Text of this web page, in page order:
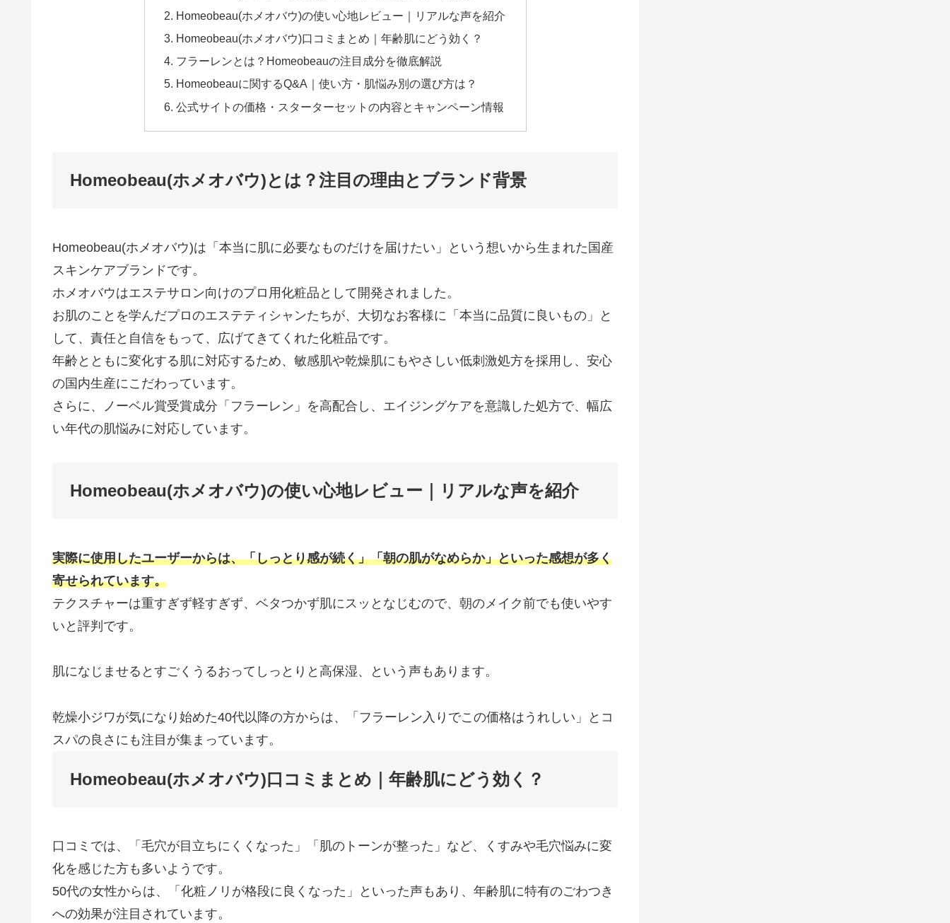
Homeobeau(ホメオバウ)の使い心地レビュー｜リアルな声を紹介
Homeobeau(ホメオバウ)口コミまとめ｜年齢肌にどう効く？
フラーレンとは？Homeobeauの注目成分を徹底解説
Homeobeauに関するQ&A｜使い方・肌悩み別の選び方は？
公式サイトの価格・スターターセットの内容とキャンペーン情報
Homeobeau(ホメオバウ)とは？注目の理由とブランド背景
Homeobeau(ホメオバウ)は「本当に肌に必要なものだけを届けたい」という想いから生まれた国産
スキンケアブランドです。
ホメオバウはエステサロン向けのプロ用化粧品として開発されました。
お肌のことを学んだプロのエステティシャンたちが、大切なお客様に「本当に品質に良いもの」と
して、責任と自信をもって、広げてきてくれた化粧品です。
年齢とともに変化する肌に対応するため、敏感肌や乾燥肌にもやさしい低刺激処方を採用し、安心
の国内生産にこだわっています。
さらに、ノーベル賞受賞成分「フラーレン」を高配合し、エイジングケアを意識した処方で、幅広
い年代の肌悩みに対応しています。
Homeobeau(ホメオバウ)の使い心地レビュー｜リアルな声を紹介
実際に使用したユーザーからは、「しっとり感が続く」「朝の肌がなめらか」といった感想が多く
寄せられています。
テクスチャーは重すぎず軽すぎず、ベタつかず肌にスッとなじむので、朝のメイク前でも使いやす
いと評判です。
肌になじませるとすごくうるおってしっとりと高保湿、という声もあります。
乾燥小ジワが気になり始めた40代以降の方からは、「フラーレン入りでこの価格はうれしい」とコ
スパの良さにも注目が集まっています。
Homeobeau(ホメオバウ)口コミまとめ｜年齢肌にどう効く？
口コミでは、「毛穴が目立ちにくくなった」「肌のトーンが整った」など、くすみや毛穴悩みに変
化を感じた方も多いようです。
50代の女性からは、「化粧ノリが格段に良くなった」といった声もあり、年齢肌に特有のごわつき
への効果が注目されています。